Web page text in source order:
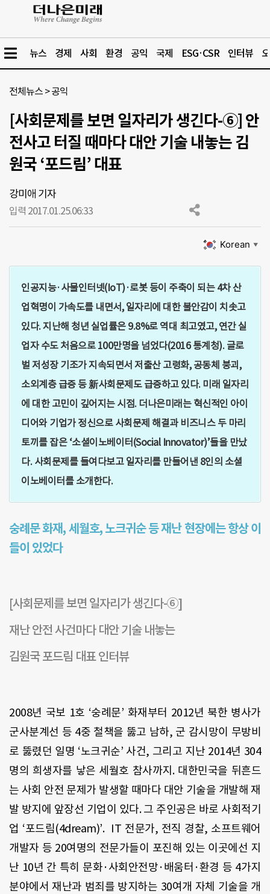
뉴스 경제 사회 환경 공익 국제 ESG·CSR 인터뷰
전체뉴스 >공익
[사회문제를 보면 일자리가 생긴다-⑥] 안
전사고 터질 때마다 대안 기술 내놓는 김
원국 ‘포드림’ 대표
강미애 기자
입력 2017.01.25.06:33
Korean ▼
인공지능·사물인터넷(IoT)·로봇 등이 주축이 되는 4차 산
업혁명이 가속도를 내면서, 일자리에 대한 불안감이 치솟고
있다. 지난해 청년 실업률은 9.8%로 역대 최고였고, 연간 실
업자 수도 처음으로 100만명을 넘었다(2016 통계청). 글로
벌 저성장 기조가 지속되면서 저출산 고령화, 공동체 붕괴,
소외계층 급증 등 新사회문제도 급증하고 있다. 미래 일자리
에 대한 고민이 깊어지는 시점. 더나은미래는 혁신적인 아이
디어와 기업가 정신으로 사회문제 해결과 비즈니스 두 마리
토끼를 잡은 ‘소셜이노베이터(Social Innovator)’들을 만났
다. 사회문제를 들여다보고 일자리를 만들어낸 8인의 소셜
이노베이터를 소개한다.
숭례문 화재, 세월호, 노크귀순 등 재난 현장에는 항상 이
들이 있었다
[사회문제를 보면 일자리가 생긴다-⑥]
재난 안전 사건마다 대안 기술 내놓는
김원국 포드림 대표 인터뷰
2008년 국보 1호 ‘숭례문’ 화재부터 2012년 북한 병사가
군사분계선 등 4중 철책을 뚫고 남하, 군 감시망이 무방비
로 뚫렸던 일명 ‘노크귀순’ 사건, 그리고 지난 2014년 304
명의 희생자를 낳은 세월호 참사까지. 대한민국을 뒤흔드
는 사회 안전 문제가 발생할 때마다 대안 기술을 개발해 재
발 방지에 앞장선 기업이 있다. 그 주인공은 바로 사회적기
업 ‘포드림(4dream)’. IT 전문가, 전직 경찰, 소프트웨어
개발자 등 20여명의 전문가들이 포진해 있는 이곳에선 지
난 10년 간 특히 문화·사회안전망·배움터·환경 등 4가지
분야에서 재난과 범죄를 방지하는 30여개 자체 기술을 개